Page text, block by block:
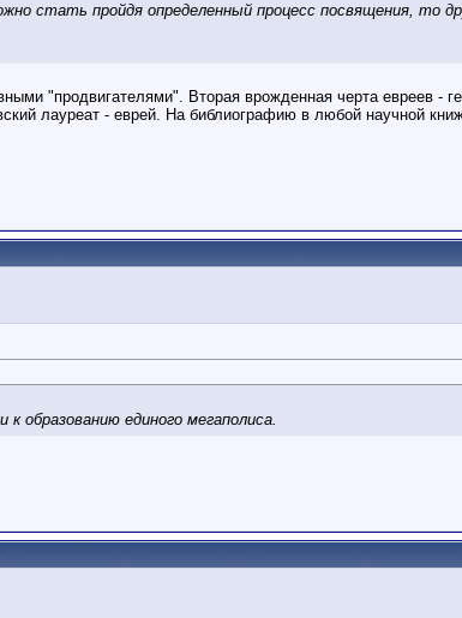
стать пройдя определенный процесс посвящения, то
"продвигателями". Вторая врожденная черта евреев -
лауреат - еврей. На библиографию в любой научной
образованию единого мегаполиса.